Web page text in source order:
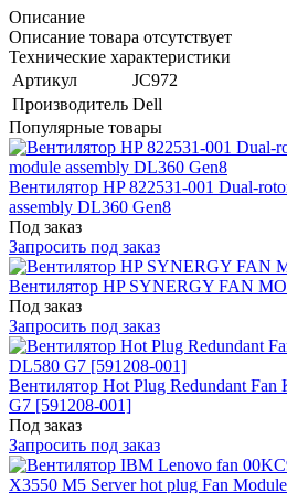
Описание
Описание товара отсутствует
Технические характеристики
Артикул
JC972
Производитель Dell
Популярные товары
Вентилятор HP 822531-001 Dual-
assembly DL360 Gen8
Под заказ
Запросить под заказ
Вентилятор HP SYNERGY FAN
Под заказ
Запросить под заказ
Вентилятор Hot Plug Redundant
G7 [591208-001]
Под заказ
Запросить под заказ